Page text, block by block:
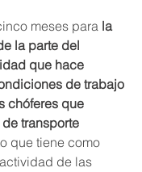
meses para la
la parte del
que hace
de trabajo
chóferes que
transporte
que tiene como
de las